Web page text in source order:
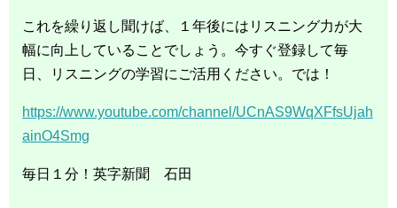
これを繰り返し聞けば、１年後にはリスニング力が大
幅に向上していることでしょう。今すぐ登録して毎
日、リスニングの学習にご活用ください。では！
https://www.youtube.com/channel/UCnAS9WqXFfsUjah
ainO4Smg
毎日１分！英字新聞 石田